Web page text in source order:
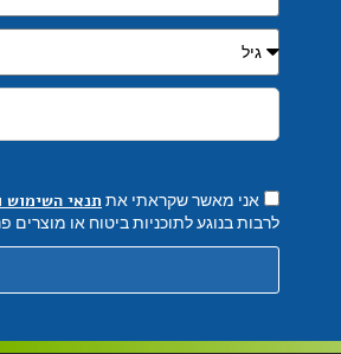
אני מאשר שקראתי את תנאי השימוש
לרבות בנוגע לתוכניות ביטוח או מוצרים